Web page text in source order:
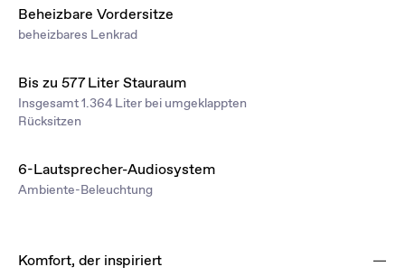
Beheizbare Vordersitze
beheizbares Lenkrad
Bis zu 577 Liter Stauraum
Insgesamt 1.364 Liter bei umgeklappten
Rücksitzen
6-Lautsprecher-Audiosystem
Ambiente-Beleuchtung
Komfort, der inspiriert